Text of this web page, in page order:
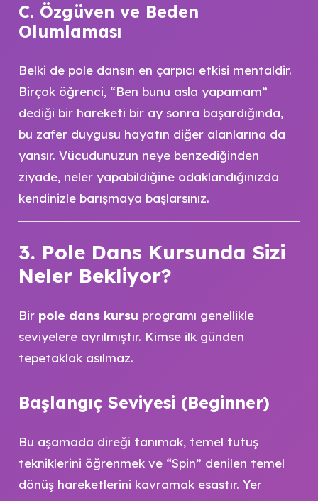
C. Özgüven ve Beden
Olumlaması
Belki de pole dansın en çarpıcı etkisi mentaldir.
Birçok öğrenci, “Ben bunu asla yapamam”
dediği bir hareketi bir ay sonra başardığında,
bu zafer duygusu hayatın diğer alanlarına da
yansır. Vücudunuzun neye benzediğinden
ziyade, neler yapabildiğine odaklandığınızda
kendinizle barışmaya başlarsınız.
3. Pole Dans Kursunda Sizi
Neler Bekliyor?
Bir pole dans kursu programı genellikle
seviyelere ayrılmıştır. Kimse ilk günden
tepetaklak asılmaz.
Başlangıç Seviyesi (Beginner)
Bu aşamada direği tanımak, temel tutuş
tekniklerini öğrenmek ve “Spin” denilen temel
dönüş hareketlerini kavramak esastır. Yer